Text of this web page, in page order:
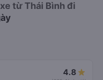
từ Thái Bình đi
4.8